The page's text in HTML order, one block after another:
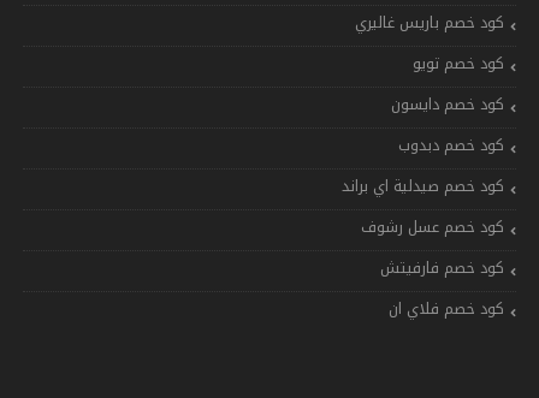
كود خصم باريس غاليري
كود خصم تويو
كود خصم دايسون
كود خصم دبدوب
كود خصم صيدلية اي براند
كود خصم عسل رشوف
كود خصم فارفيتش
كود خصم فلاي ان